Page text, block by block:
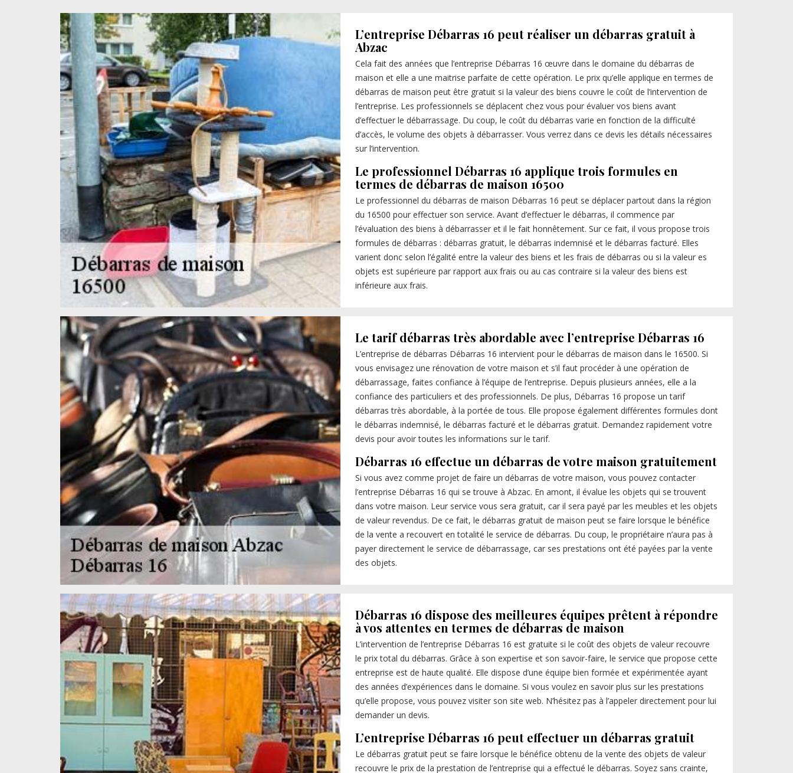
L’entreprise Débarras 16 peut réaliser un débarras gratuit à
Abzac
Cela fait des années que l’entreprise Débarras 16 œuvre dans le domaine du débarras de
maison et elle a une maitrise parfaite de cette opération. Le prix qu’elle applique en termes de
débarras de maison peut être gratuit si la valeur des biens couvre le coût de l’intervention de
l’entreprise. Les professionnels se déplacent chez vous pour évaluer vos biens avant
d’effectuer le débarrassage. Du coup, le coût du débarras varie en fonction de la difficulté
d’accès, le volume des objets à débarrasser. Vous verrez dans ce devis les détails nécessaires
sur l’intervention.
Le professionnel Débarras 16 applique trois formules en
termes de débarras de maison 16500
Le professionnel du débarras de maison Débarras 16 peut se déplacer partout dans la région
du 16500 pour effectuer son service. Avant d’effectuer le débarras, il commence par
l’évaluation des biens à débarrasser et il le fait honnêtement. Sur ce fait, il vous propose trois
formules de débarras : débarras gratuit, le débarras indemnisé et le débarras facturé. Elles
varient donc selon l’égalité entre la valeur des biens et les frais de débarras ou si la valeur es
objets est supérieure par rapport aux frais ou au cas contraire si la valeur des biens est
inférieure aux frais.
Le tarif débarras très abordable avec l’entreprise Débarras 16
L’entreprise de débarras Débarras 16 intervient pour le débarras de maison dans le 16500. Si
vous envisagez une rénovation de votre maison et s’il faut procéder à une opération de
débarrassage, faites confiance à l’équipe de l’entreprise. Depuis plusieurs années, elle a la
confiance des particuliers et des professionnels. De plus, Débarras 16 propose un tarif
débarras très abordable, à la portée de tous. Elle propose également différentes formules dont
le débarras indemnisé, le débarras facturé et le débarras gratuit. Demandez rapidement votre
devis pour avoir toutes les informations sur le tarif.
Débarras 16 effectue un débarras de votre maison gratuitement
Si vous avez comme projet de faire un débarras de votre maison, vous pouvez contacter
l’entreprise Débarras 16 qui se trouve à Abzac. En amont, il évalue les objets qui se trouvent
dans votre maison. Leur service vous sera gratuit, car il sera payé par les meubles et les objets
de valeur revendus. De ce fait, le débarras gratuit de maison peut se faire lorsque le bénéfice
de la vente a recouvert en totalité le service de débarras. Du coup, le propriétaire n’aura pas à
payer directement le service de débarrassage, car ses prestations ont été payées par la vente
des objets.
Débarras 16 dispose des meilleures équipes prêtent à répondre
à vos attentes en termes de débarras de maison
L’intervention de l’entreprise Débarras 16 est gratuite si le coût des objets de valeur recouvre
le prix total du débarras. Grâce à son expertise et son savoir-faire, le service que propose cette
entreprise est de haute qualité. Elle dispose d’une équipe bien formée et expérimentée ayant
des années d’expériences dans le domaine. Si vous voulez en savoir plus sur les prestations
qu’elle propose, vous pouvez visiter son site web. N’hésitez pas à l’appeler directement pour lui
demander un devis.
L’entreprise Débarras 16 peut effectuer un débarras gratuit
Le débarras gratuit peut se faire lorsque le bénéfice obtenu de la vente des objets de valeur
recouvre le prix de la prestation de l’entreprise qui a effectué le débarras. Soyez sans crainte,